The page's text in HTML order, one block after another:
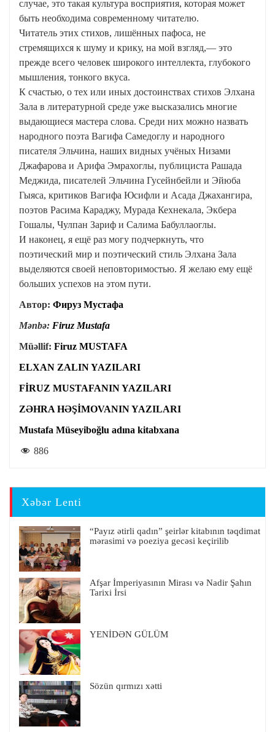
случае, это такая культура восприятия, которая может
быть необходима современному читателю.
Читатель этих стихов, лишённых пафоса, не
стремящихся к шуму и крику, на мой взгляд,— это
прежде всего человек широкого интеллекта, глубокого
мышления, тонкого вкуса.
К счастью, о тех или иных достоинствах стихов Элхана
Зала в литературной среде уже высказались многие
выдающиеся мастера слова. Среди них можно назвать
народного поэта Вагифа Самедоглу и народного
писателя Эльчина, наших видных учёных Низами
Джафарова и Арифа Эмрахоглы, публициста Рашада
Меджида, писателей Эльчина Гусейнбейли и Эйюба
Гыяса, критиков Вагифа Юсифли и Асадa Джахангира,
поэтов Расима Караджу, Мурада Кехнекала, Экбера
Гошалы, Чулпан Зариф и Салима Бабуллаоглы.
И наконец, я ещё раз могу подчеркнуть, что
поэтический мир и поэтический стиль Элхана Зала
выделяются своей неповторимостью. Я желаю ему ещё
больших успехов на этом пути.
Автор: Фируз Мустафа
Mənbə: Firuz Mustafa
Müəllif: Firuz MUSTAFA
ELXAN ZALIN YAZILARI
FİRUZ MUSTAFANIN YAZILARI
ZƏHRA HƏŞİMOVANIN YAZILARI
Mustafa Müseyiboğlu adına kitabxana
886
Xəbər Lenti
“Payız ətirli qadın” şeirlər kitabının təqdimat
mərasimi və poeziya gecəsi keçirilib
Afşar İmperiyasının Mirası və Nadir Şahın
Tarixi İrsi
YENİDƏN GÜLÜM
Sözün qırmızı xətti